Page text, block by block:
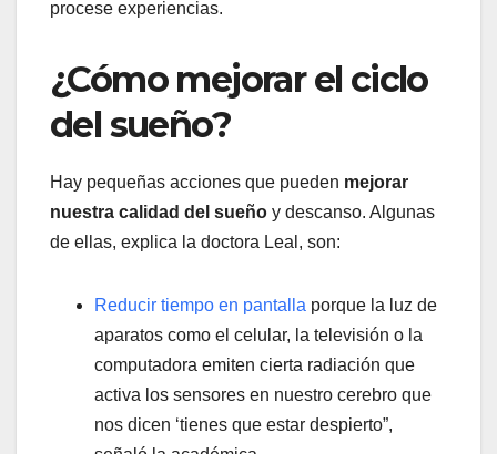
procese experiencias.
¿Cómo mejorar el ciclo
del sueño?
Hay pequeñas acciones que pueden mejorar
nuestra calidad del sueño y descanso. Algunas
de ellas, explica la doctora Leal, son:
Reducir tiempo en pantalla porque la luz de
aparatos como el celular, la televisión o la
computadora emiten cierta radiación que
activa los sensores en nuestro cerebro que
nos dicen ‘tienes que estar despierto”,